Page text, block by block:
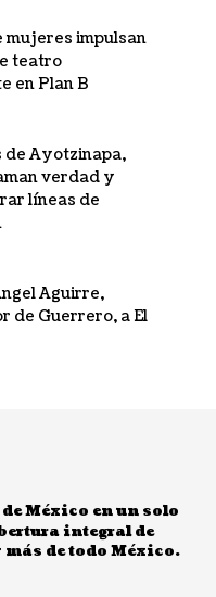
mujeres impulsan
teatro
en Plan B
de Ayotzinapa,
verdad y
líneas de
Aguirre,
de Guerrero, a El
México en un solo
integral de
de todo México.